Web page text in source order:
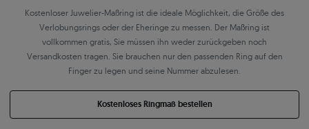
Kostenloser Juwelier-Maßring ist die ideale Möglichkeit, die Größe des
Verlobungsrings oder der Eheringe zu messen. Der Maßring ist
vollkommen gratis, Sie müssen ihn weder zurückgeben noch
Versandkosten tragen. Sie brauchen nur den passenden Ring auf den
Finger zu legen und seine Nummer abzulesen.
Kostenloses Ringmaß bestellen